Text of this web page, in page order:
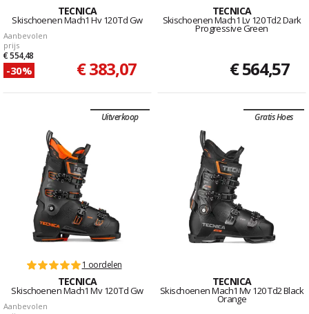
TECNICA
Skischoenen Mach1 Hv 120 Td Gw
Aanbevolen
prijs
€ 554,48
-30% € 383,07
TECNICA
Skischoenen Mach1 Lv 120 Td2 Dark
Progressive Green
€ 564,57
Uitverkoop
1 oordelen
TECNICA
Skischoenen Mach1 Mv 120 Td Gw
Aanbevolen
Gratis Hoes
TECNICA
Skischoenen Mach1 Mv 120 Td2 Black
Orange